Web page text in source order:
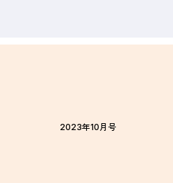
2023年10月号